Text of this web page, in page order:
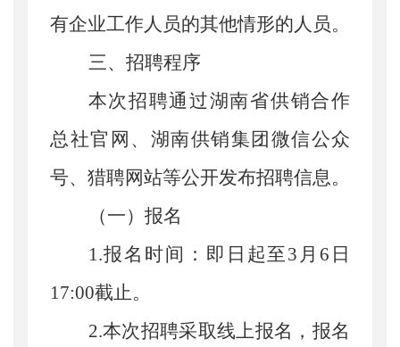
有企业工作人员的其他情形的人员。
三、 招聘程序
本次招聘通过湖南省供销合作
总社官网 、 湖南供销集团微信公众
号、猎聘网站等公开发布招聘信息。
（一） 报名
1.报名时间 ： 即日起至3 月 6 日
17:00截止。
2.本次招聘采取线上报名，报名